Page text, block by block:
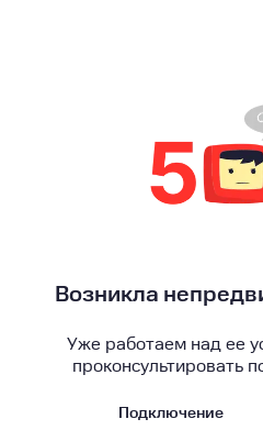
Возникла
Уже работаем над ее
проконсультировать
Подключение